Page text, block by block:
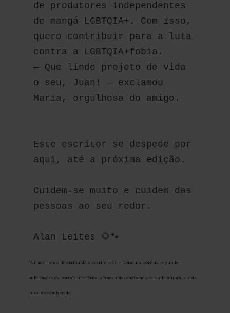
de produtores independentes
de mangá LGBTQIA+. Com isso,
quero contribuir para a luta
contra a LGBTQIA+fobia.
— Que lindo projeto de vida
o seu, Juan! — exclamou
Maria, orgulhosa do amigo.
Este escritor se despede por
aqui, até a próxima edição.
Cuidem-se muito e cuidem das
pessoas ao seu redor.
Alan Leites 🌻🐾
*A frase tem sido atribuída à escritora Cora Coralina, porém, segundo
publicações de portais literários, a frase não consta no acervo da autora, e é de
autor desconhecido.